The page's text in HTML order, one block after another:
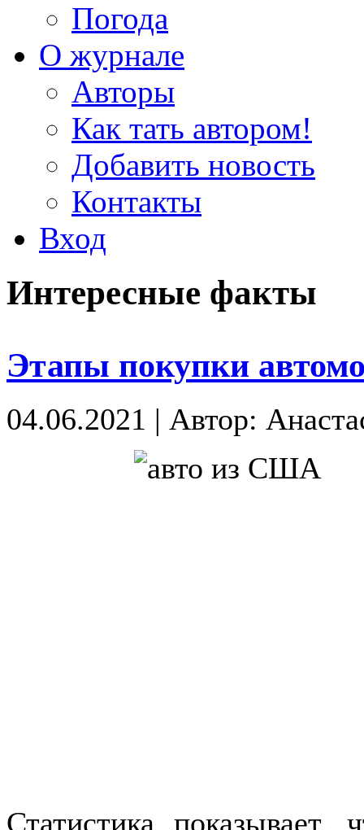
Погода
О журнале
Авторы
Как тать автором!
Добавить новость
Контакты
Вход
Интересные факты
Этапы покупки
04.06.2021 | Автор:
Статистика показывает,